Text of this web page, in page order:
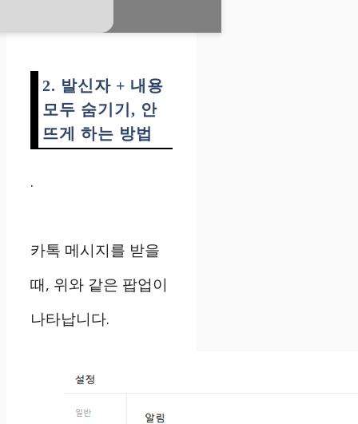
2. 발신자 + 내용
모두 숨기기, 안
뜨게 하는 방법
.
카톡 메시지를 받을
때, 위와 같은 팝업이
나타납니다.